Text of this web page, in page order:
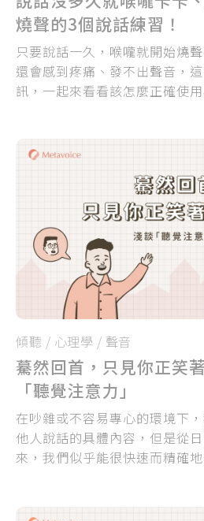
燒聲的3個說話練習！
只要說話一久，喉嚨就開始燒
還會感到疼痛、發不出聲音，
訊，一起來看看該怎麼正確使
傾聽 / 心理學 / 聲音
驀然回首，只見你正笑
「聽覺注意力」
在吵雜或不容易專心的環境下
他人說話的具體內容，但是從
來，我們似乎能很快速而精確